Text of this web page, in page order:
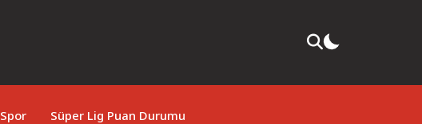
Spor Süper Lig Puan Durumu